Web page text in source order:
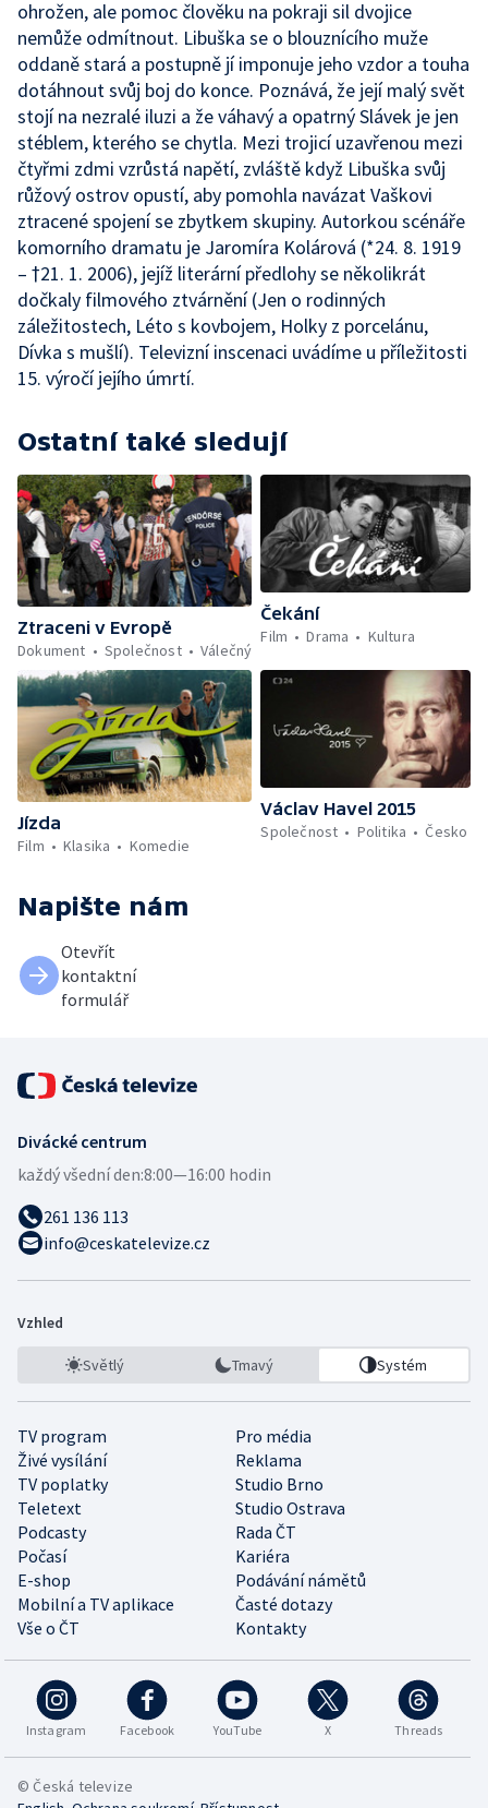
ohrožen, ale pomoc člověku na pokraji sil dvojice
nemůže odmítnout. Libuška se o blouznícího muže
oddaně stará a postupně jí imponuje jeho vzdor a touha
dotáhnout svůj boj do konce. Poznává, že její malý svět
stojí na nezralé iluzi a že váhavý a opatrný Slávek je jen
stéblem, kterého se chytla. Mezi trojicí uzavřenou mezi
čtyřmi zdmi vzrůstá napětí, zvláště když Libuška svůj
růžový ostrov opustí, aby pomohla navázat Vaškovi
ztracené spojení se zbytkem skupiny. Autorkou scénáře
komorního dramatu je Jaromíra Kolárová (*24. 8. 1919
– †21. 1. 2006), jejíž literární předlohy se několikrát
dočkaly filmového ztvárnění (Jen o rodinných
záležitostech, Léto s kovbojem, Holky z porcelánu,
Dívka s mušlí). Televizní inscenaci uvádíme u příležitosti
15. výročí jejího úmrtí.
Ostatní také sledují
Ztraceni v Evropě
Dokument
Společnost Válečný
Čekání
Film
Drama Kultura
Jízda
Film
Klasika Komedie
Václav Havel 2015
Společnost
Politika Česko
Napište nám
Otevřít
kontaktní
formulář
Divácké centrum
každý všední den:8:00—16:00 hodin
261 136 113
info@ceskatelevize.cz
Vzhled
Světlý Tmavý Systém
TV program
Pro média
Živé vysílání
Reklama
TV poplatky
Studio Brno
Teletext
Studio Ostrava
Podcasty
Rada ČT
Počasí
Kariéra
E-shop
Podávání námětů
Mobilní a TV aplikace
Časté dotazy
Vše o ČT
Kontakty
Instagram Facebook YouTube X Threads
© Česká televize